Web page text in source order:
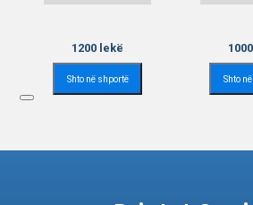
1200 lekë
Shto në shportë
1000
Shto